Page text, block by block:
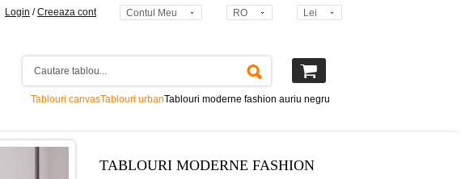
Login /Creeaza cont Contul Meu RO Lei
Tablouri canvasTablouri urbanTablouri moderne fashion auriu negru
TABLOURI MODERNE FASHION